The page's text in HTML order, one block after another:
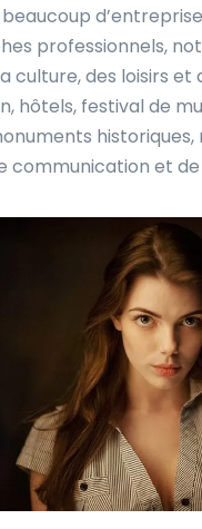
professionnels,
culture, des loisirs et
hôtels, festival de
historiques,
communication et